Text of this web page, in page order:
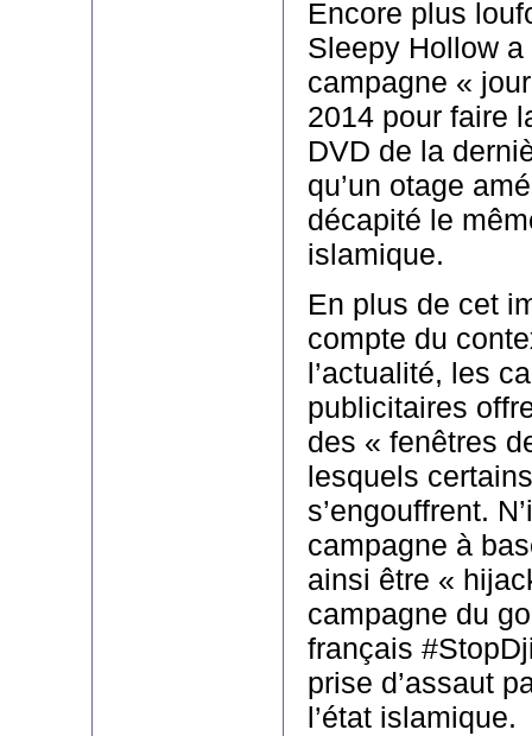
Encore plus
Sleepy Hollow
campagne «
2014 pour faire
DVD de la
qu’un otage
décapité le
islamique.
En plus de cet
compte du
l’actualité, les
publicitaires
des « fenêtres
lesquels
s’engouffrent.
campagne à
ainsi être «
campagne du
français
prise d’assaut
l’état islamique.